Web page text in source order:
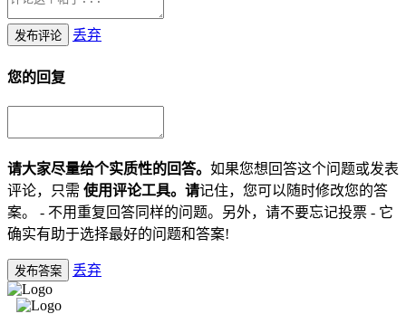
发布评论 丢弃
您的回复
请大家尽量给个实质性的回答。 如果您想回答这个问题或发表
评论，只需 使用评论工具。请记住，您可以随时修改您的答
案。 - 不用重复回答同样的问题。另外，请不要忘记投票 - 它
确实有助于选择最好的问题和答案!
发布答案 丢弃